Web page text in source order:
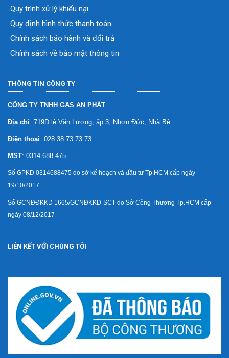
Quy trình xử lý khiếu nại
Quy định hình thức thanh toán
Chính sách bảo hành và đổi trả
Chính sách về bảo mật thông tin
THÔNG TIN CÔNG TY
CÔNG TY TNHH GAS AN PHÁT
Địa chỉ: 719D lê Văn Lương, ấp 3, Nhơn Đức, Nhà Bè
Điện thoại: 028.38.73.73.73
MST: 0314 688 475
Số GPKD 0314688475 do sở kế hoạch và đầu tư Tp.HCM cấp ngày
19/10/2017
Số GCNĐĐKKD 1665/GCNĐKKD-SCT do Sở Công Thương Tp.HCM cấp
ngày 08/12/2017
LIÊN KẾT VỚI CHÚNG TÔI